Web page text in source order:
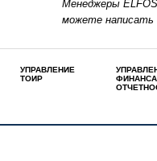
Менеджеры
можете написать
УПРАВЛЕНИЕ
ТОИР